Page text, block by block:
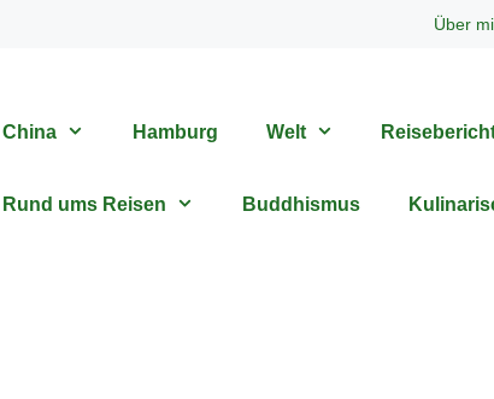
Über
China Hamburg Welt
Rund ums Reisen Buddhismus